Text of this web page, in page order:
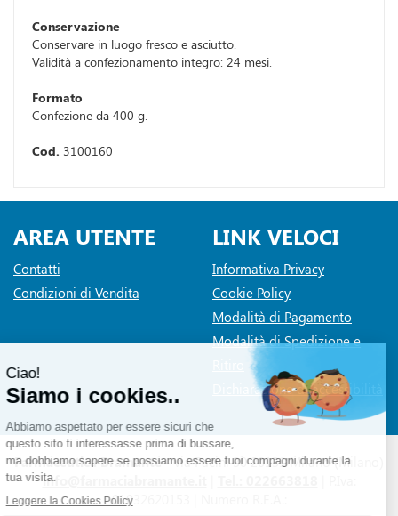
Conservazione
Conservare in luogo fresco e asciutto.
Validità a confezionamento integro: 24 mesi.
Formato
Confezione da 400 g.
Cod. 3100160
AREA UTENTE
Contatti
Condizioni di Vendita
LINK VELOCI
Informativa Privacy
Cookie Policy
Modalità di Pagamento
Modalità di Spedizione e
Dichiarazione di accessibilità
Farmaceutica Bramante- via Pacini 30 20131 Milano (Milano)
info@farmaciabramante.it
01032620153 | Numero R.E.A.: